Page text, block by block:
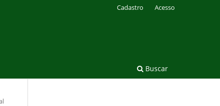
Buscar
Cadastro Acesso